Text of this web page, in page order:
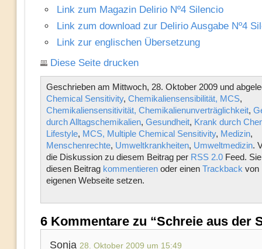
Link zum Magazin Delirio Nº4 Silencio
Link zum download zur Delirio Ausgabe Nº4
Link zur englischen Übersetzung
Diese Seite drucken
Geschrieben am Mittwoch, 28. Oktober 2009 und
Chemical Sensitivity, Chemikaliensensibilität, MCS,
Chemikaliensensitivität, Chemikalienunverträglichkeit,
durch Alltagschemikalien, Gesundheit, Krank durch
Lifestyle, MCS, Multiple Chemical Sensitivity, Medizin,
Menschenrechte, Umweltkrankheiten, Umweltmedizin.
die Diskussion zu diesem Beitrag per RSS 2.0Feed.
diesen Beitrag kommentierenoder einen Trackback von
eigenen Webseite setzen.
6 Kommentare zu “Schreie aus der
Sonja 28. Oktober 2009 um 15:49